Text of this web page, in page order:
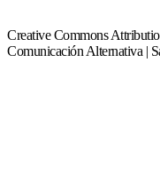
Creative Commons
Comunicación Alternativa |